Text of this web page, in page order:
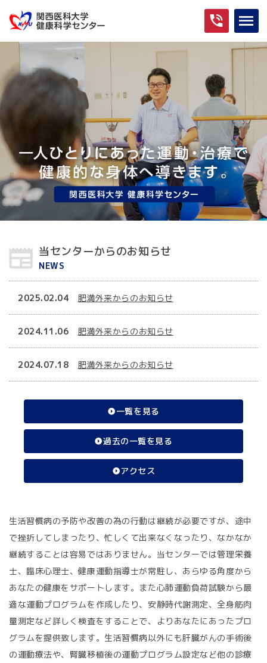
当センターからのお知らせ
NEWS
2025.02.04 肥満外来からのお知らせ
2024.11.06 肥満外来からのお知らせ
2024.07.18 肥満外来からのお知らせ
一覧を見る
過去の一覧を見る
アクセス
生活習慣病の予防や改善の為の行動は継続が必要ですが、途中
で挫折してしまったり、忙しくて出来なくなったり、なかなか
継続することは容易ではありません。当センターでは管理栄養
士、臨床心理士、健康運動指導士が常駐し、あらゆる角度から
あなたの健康をサポートします。また心肺運動負荷試験から最
適な運動プログラムを作成したり、安静時代謝測定、全身筋肉
量測定など詳しく検査をすることで、よりあなたにあったプロ
グラムを提供致します。生活習慣病以外にも肝臓がんの手術後
の運動療法や、腎臓移植後の運動プログラム設定など他の診療